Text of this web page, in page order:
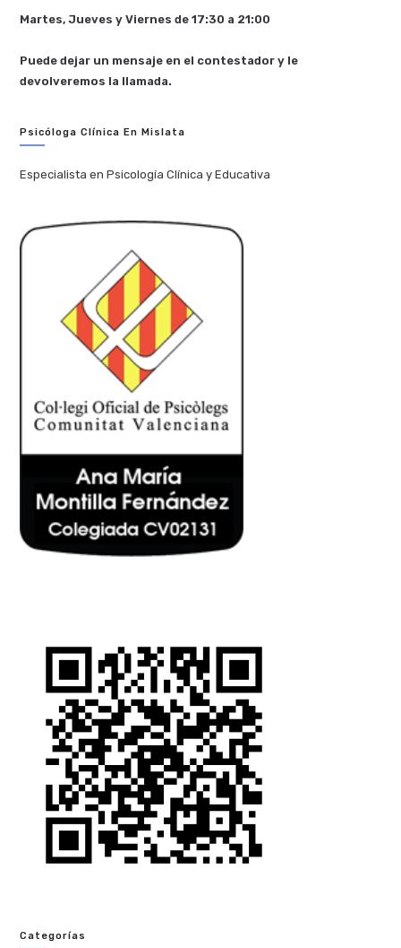
v
Martes, Jueves y Viernes de 17:30 a 21:00
Puede dejar un mensaje en el contestador y le
devolveremos la llamada.
Psicóloga Clínica En Mislata
Especialista en Psicología Clínica y Educativa
Categorías